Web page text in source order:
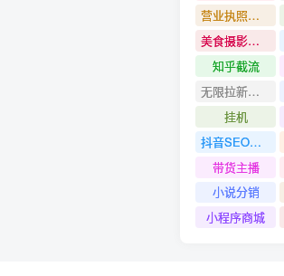
营业执照注销教程
美食摄影教程
知乎截流
无限拉新项目
挂机
抖音SEO技术
带货主播
小说分销
小程序商城